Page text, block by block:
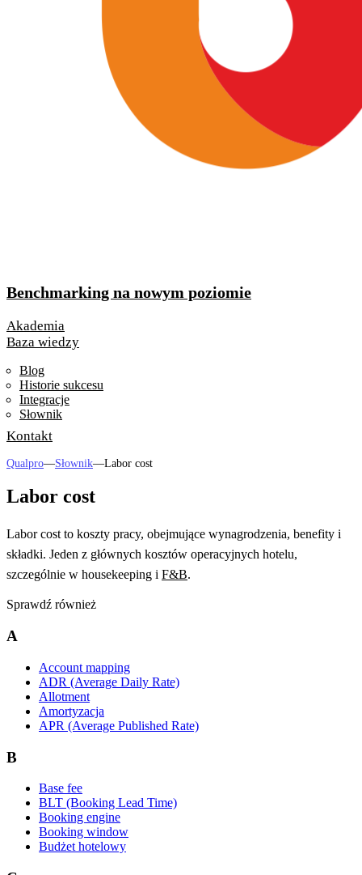
Benchmarking na nowym poziomie
Akademia
Baza wiedzy
Blog
Historie sukcesu
Integracje
Słownik
Kontakt
Qualpro—Słownik—Labor cost
Labor cost
Labor cost to koszty pracy, obejmujące wynagrodzenia, benefity i
składki. Jeden z głównych kosztów operacyjnych hotelu,
szczególnie w housekeeping i F&B.
Sprawdź również
A
Account mapping
ADR (Average Daily Rate)
Allotment
Amortyzacja
APR (Average Published Rate)
B
Base fee
BLT (Booking Lead Time)
Booking engine
Booking window
Budżet hotelowy